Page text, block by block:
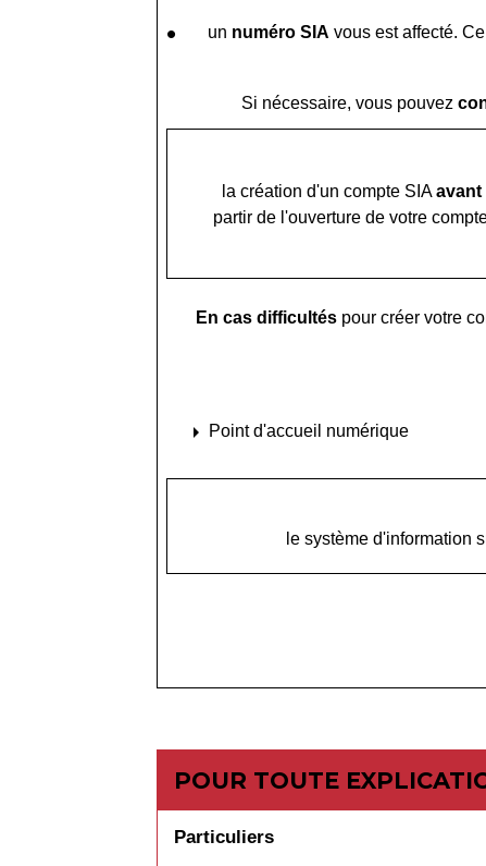
un numéro SIA vous est affecté.
Si nécessaire, vous pouvez
la création d'un compte SIAavant
partir de l'ouverture de votre
En cas difficultés pour créer votre
arrow_right Point d'accueil numérique
le système d'information
POUR TOUTE
Particuliers